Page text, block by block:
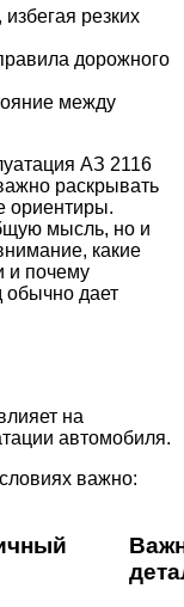
резких
дорожного
между
АЗ 2116
раскрывать
ориентиры.
мысль, но и
какие
и почему
обычно дает
на
автомобиля.
важно: